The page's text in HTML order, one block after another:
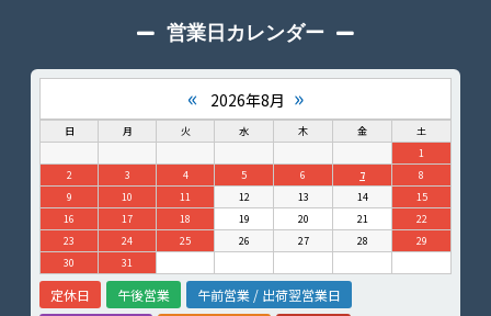
営業日カレンダー
« 2026年8月 »
日 月 火 水 木 金
土
1
2
3 4 5 6 7
8
9
10 11 12 13 14
15
16
17 18 19 20 21
22
23
24 25 26 27 28
29
30
31
定休日 午後営業
午前営業 / 出荷翌営業日